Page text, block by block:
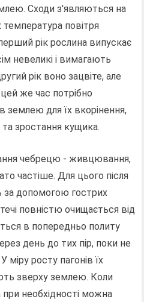
Сходи з'являються на
температура повітря
рік рослина випускає
невеликі і вимагають
рік воно зацвіте, але
же час потрібно
землею для їх вкорінення,
зростання кущика.
чебрецю - живцювання,
частіше. Для цього після
за допомогою гострих
повністю очищається від
в попередньо политу
день до тих пір, поки не
міру росту пагонів їх
зверху землею. Коли
при необхідності можна